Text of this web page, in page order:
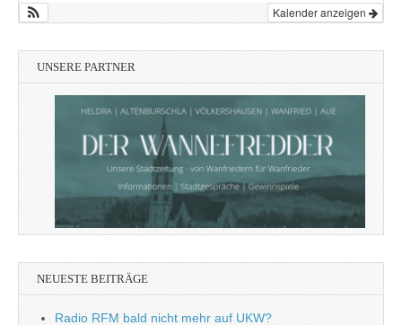
Kalender anzeigen
UNSERE PARTNER
NEUESTE BEITRÄGE
Radio RFM bald nicht mehr auf UKW?